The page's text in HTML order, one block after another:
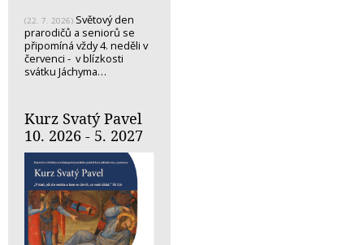
(22. 7. 2026) Světový den
prarodičů a seniorů se
připomíná vždy 4. neděli v
červenci - v blízkosti
svátku Jáchyma…
Kurz Svatý Pavel
10. 2026 - 5. 2027